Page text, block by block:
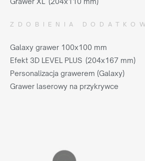
ZDOBIENIA
Galaxy grawer 100x100 mm
Efekt 3D LEVEL PLUS (204x167 mm)
Personalizacja grawerem (Galaxy)
Grawer laserowy na przykrywce